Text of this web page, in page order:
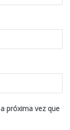
próxima vez que